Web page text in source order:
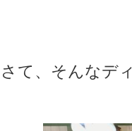
さて、そんなデ